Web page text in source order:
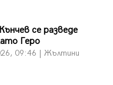
се разведе
Геро
09:46 | Жълтини